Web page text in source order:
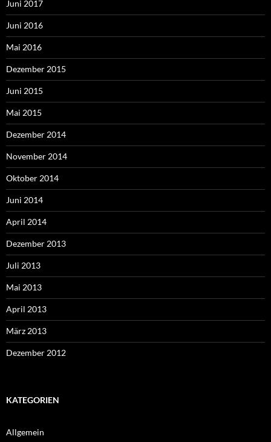
Juni 2017
Juni 2016
Mai 2016
Dezember 2015
Juni 2015
Mai 2015
Dezember 2014
November 2014
Oktober 2014
Juni 2014
April 2014
Dezember 2013
Juli 2013
Mai 2013
April 2013
März 2013
Dezember 2012
KATEGORIEN
Allgemein